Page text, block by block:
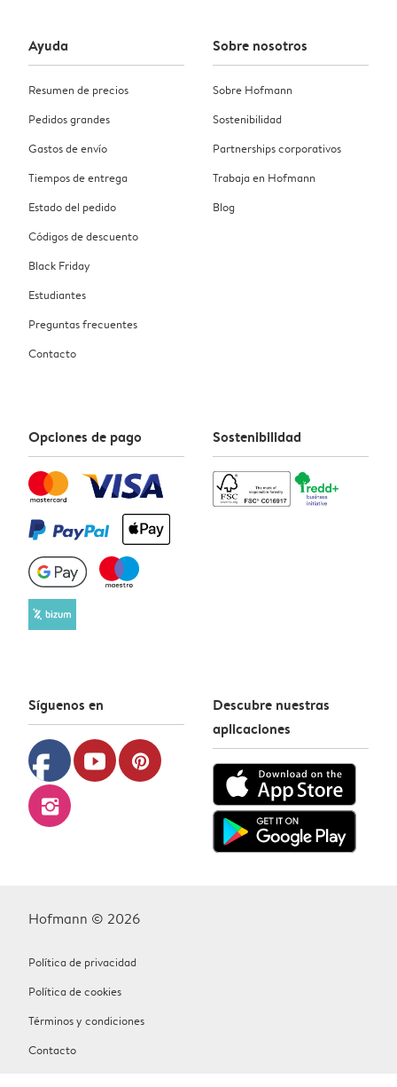
Ayuda
Resumen de precios
Pedidos grandes
Gastos de envío
Tiempos de entrega
Estado del pedido
Códigos de descuento
Black Friday
Estudiantes
Preguntas frecuentes
Contacto
Sobre nosotros
Sobre Hofmann
Sostenibilidad
Partnerships corporativos
Trabaja en Hofmann
Blog
Opciones de pago Sostenibilidad
Síguenos en
facebook youtube pinterest
instagram
Descubre nuestras
aplicaciones
Hofmann © 2026
Política de privacidad
Política de cookies
Términos y condiciones
Contacto